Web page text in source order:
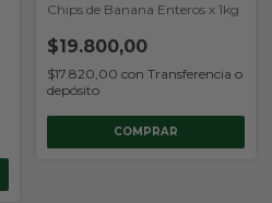
Chips de Banana Enteros x 1kg
$19.800,00
$17.820,00 con Transferencia o
depósito